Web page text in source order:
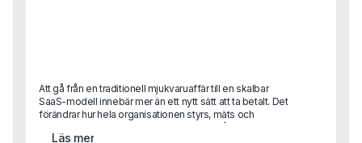
Att gå från en traditionell mjukvaruaffär till en skalbar
SaaS-modell innebär mer än ett nytt sätt att ta betalt. Det
förändrar hur hela organisationen styrs, mäts och
prioriterar.För CFO innebär det ett skifte från klassisk
uppföljning till att bli en central affärspartner i tillväxtresan
Läs mer